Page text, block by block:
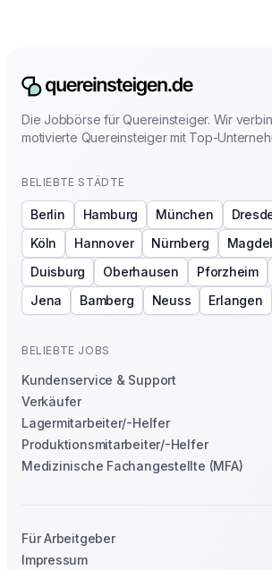
Die Jobbörse für Quereinsteiger. Wir
motivierte Quereinsteiger mit Top-
BELIEBTE STÄDTE
Berlin Hamburg München
Köln
Hannover Nürnberg
Duisburg
Oberhausen Pforzheim
Jena
Bamberg Neuss Erlangen
BELIEBTE JOBS
Kundenservice & Support
Verkäufer
Lagermitarbeiter/-Helfer
Produktionsmitarbeiter/-Helfer
Medizinische Fachangestellte (MFA)
Für Arbeitgeber
Impressum